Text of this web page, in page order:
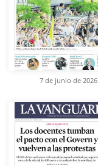
7 de junio de 2026